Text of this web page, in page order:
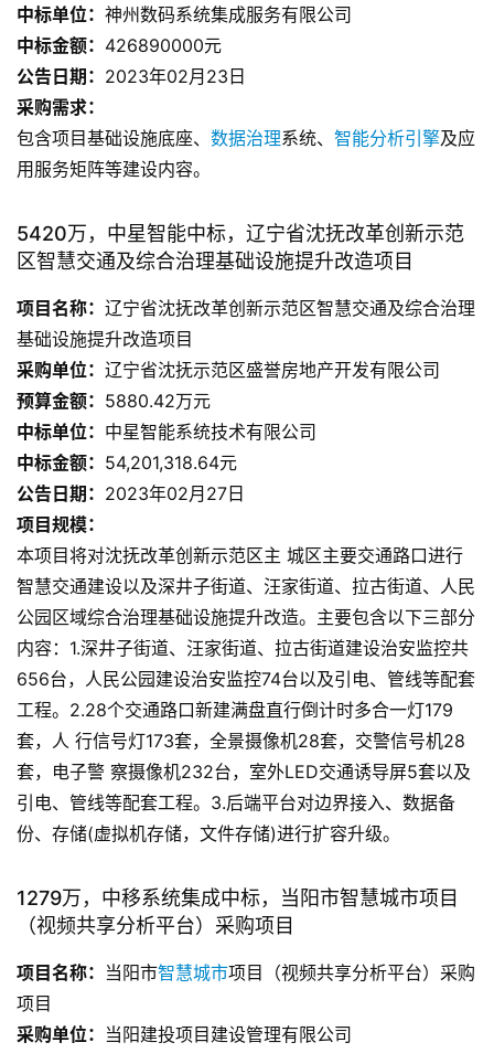
中标单位： 神州数码系统集成服务有限公司
中标金额： 426890000元
公告日期： 2023年02月23日
采购需求：
包含项目基础设施底座、 数据治理系统、 智能分析引擎及应
用服务矩阵等建设内容。
5420万，中星智能中标，辽宁省沈抚改革创新示范
区智慧交通及综合治理基础设施提升改造项目
项目名称： 辽宁省沈抚改革创新示范区智慧交通及综合治理
基础设施提升改造项目
采购单位： 辽宁省沈抚示范区盛誉房地产开发有限公司
预算金额： 5880.42万元
中标单位： 中星智能系统技术有限公司
中标金额： 54,201,318.64元
公告日期： 2023年02月27日
项目规模：
本项目将对沈抚改革创新示范区主 城区主要交通路口进行
智慧交通建设以及深井子街道、汪家街道、拉古街道、人民
公园区域综合治理基础设施提升改造。主要包含以下三部分
内容：1.深井子街道、汪家街道、拉古街道建设治安监控共
656台，人民公园建设治安监控74台以及引电、管线等配套
工程。2.28个交通路口新建满盘直行倒计时多合一灯179
套，人 行信号灯173套，全景摄像机28套，交警信号机28
套，电子警 察摄像机232台，室外LED交通诱导屏5套以及
引电、管线等配套工程。3.后端平台对边界接入、数据备
份、存储(虚拟机存储，文件存储)进行扩容升级。
1279万，中移系统集成中标，当阳市智慧城市项目
（视频共享分析平台）采购项目
项目名称： 当阳市智慧城市项目（视频共享分析平台）采购
项目
采购单位： 当阳建投项目建设管理有限公司